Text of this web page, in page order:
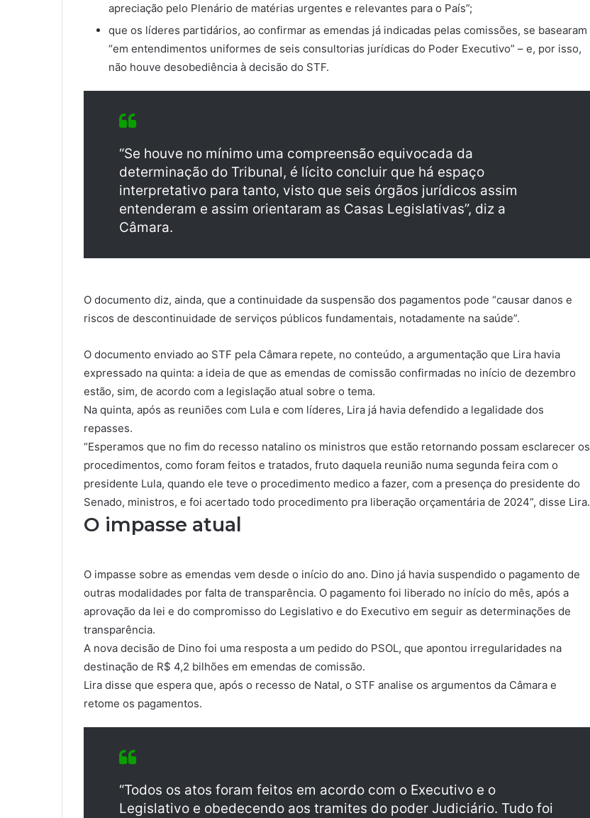
apreciação pelo Plenário de matérias urgentes e relevantes para o País”;
que os líderes partidários, ao confirmar as emendas já indicadas pelas comissões, se basearam
“em entendimentos uniformes de seis consultorias jurídicas do Poder Executivo” – e, por isso,
não houve desobediência à decisão do STF.
“Se houve no mínimo uma compreensão equivocada da
determinação do Tribunal, é lícito concluir que há espaço
interpretativo para tanto, visto que seis órgãos jurídicos assim
entenderam e assim orientaram as Casas Legislativas”, diz a
Câmara.
O documento diz, ainda, que a continuidade da suspensão dos pagamentos pode “causar danos e
riscos de descontinuidade de serviços públicos fundamentais, notadamente na saúde”.
O documento enviado ao STF pela Câmara repete, no conteúdo, a argumentação que Lira havia
expressado na quinta: a ideia de que as emendas de comissão confirmadas no início de dezembro
estão, sim, de acordo com a legislação atual sobre o tema.
Na quinta, após as reuniões com Lula e com líderes, Lira já havia defendido a legalidade dos
repasses.
“Esperamos que no fim do recesso natalino os ministros que estão retornando possam esclarecer os
procedimentos, como foram feitos e tratados, fruto daquela reunião numa segunda feira com o
presidente Lula, quando ele teve o procedimento medico a fazer, com a presença do presidente do
Senado, ministros, e foi acertado todo procedimento pra liberação orçamentária de 2024”, disse Lira.
O impasse atual
O impasse sobre as emendas vem desde o início do ano. Dino já havia suspendido o pagamento de
outras modalidades por falta de transparência. O pagamento foi liberado no início do mês, após a
aprovação da lei e do compromisso do Legislativo e do Executivo em seguir as determinações de
transparência.
A nova decisão de Dino foi uma resposta a um pedido do PSOL, que apontou irregularidades na
destinação de R$ 4,2 bilhões em emendas de comissão.
Lira disse que espera que, após o recesso de Natal, o STF analise os argumentos da Câmara e
retome os pagamentos.
“Todos os atos foram feitos em acordo com o Executivo e o
Legislativo e obedecendo aos tramites do poder Judiciário. Tudo foi